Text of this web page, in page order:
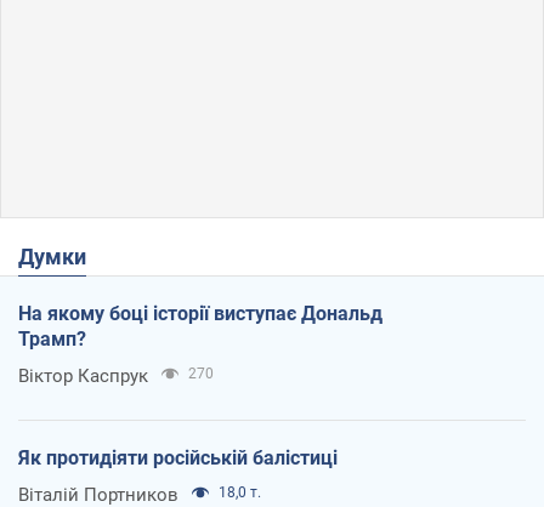
Думки
На якому боці історії виступає Дональд
Трамп?
Віктор Каспрук 270
Як протидіяти російській балістиці
Віталій Портников 18,0 т.